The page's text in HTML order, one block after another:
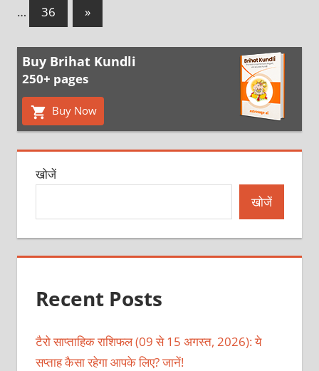
… 36
Next
Posts
»
Buy Brihat Kundli
250+ pages
Buy Now
खोजें
खोजें
Recent Posts
टैरो साप्ताहिक राशिफल (09 से 15 अगस्त, 2026): ये
सप्ताह कैसा रहेगा आपके लिए? जानें!